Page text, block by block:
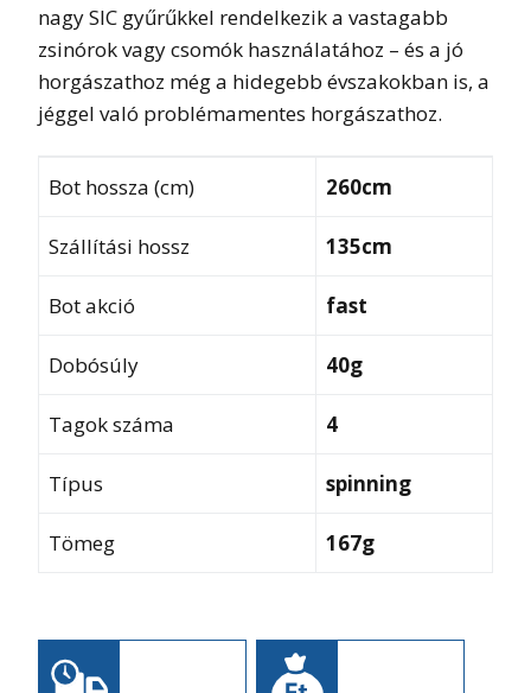
nagy SIC gyűrűkkel rendelkezik a vastagabb
zsinórok vagy csomók használatához – és a jó
horgászathoz még a hidegebb évszakokban is, a
jéggel való problémamentes horgászathoz.
Bot hossza (cm) 260cm
Szállítási hossz 135cm
Bot akció fast
Dobósúly 40g
Tagok száma 4
Típus spinning
Tömeg 167g